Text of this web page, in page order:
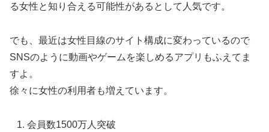
る女性と知り合える可能性があるとして人気です。
でも、最近は女性目線のサイト構成に変わっているので
SNSのように動画やゲームを楽しめるアプリもふえてま
すよ。
徐々に女性の利用者も増えています。
会員数1500万人突破